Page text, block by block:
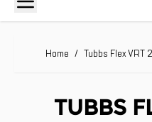
Home / Tubbs Flex VRT
TUBBS